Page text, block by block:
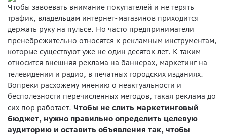
Чтобы завоевать внимание покупателей и не терять
трафик, владельцам интернет-магазинов приходится
держать руку на пульсе. Но часто предприниматели
пренебрежительно относятся к рекламным инструментам,
которые существуют уже не один десяток лет. К таким
относится внешняя реклама на баннерах, маркетинг на
телевидении и радио, в печатных городских изданиях.
Вопреки расхожему мнению о неактуальности и
бесполезности перечисленных методов, такая реклама до
сих пор работает. Чтобы не слить маркетинговый
бюджет, нужно правильно определить целевую
аудиторию и оставить объявления так, чтобы